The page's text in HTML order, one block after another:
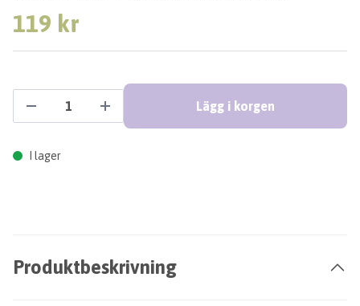
119 kr
Lägg i korgen
I lager
Produktbeskrivning